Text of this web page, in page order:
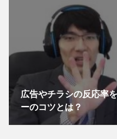
広告やチラシの反応率
ーのコツとは？